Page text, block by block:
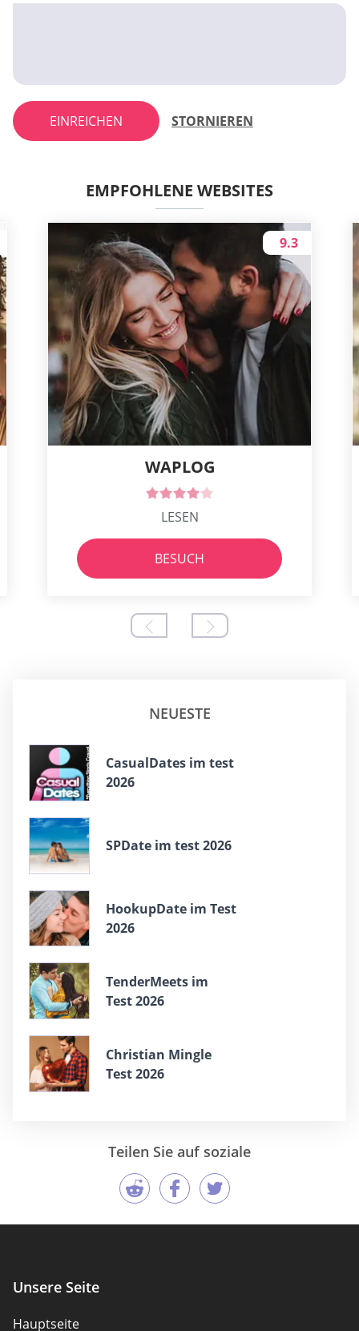
EINREICHEN STORNIEREN
EMPFOHLENE WEBSITES
WAPLOG
9.3
LESEN
BESUCH
NEUESTE
СasualDates im test
2026
SPDate im test 2026
HookupDate im Test
2026
TenderMeets im
Test 2026
Christian Mingle
Test 2026
Teilen Sie auf soziale
Unsere Seite
Hauptseite